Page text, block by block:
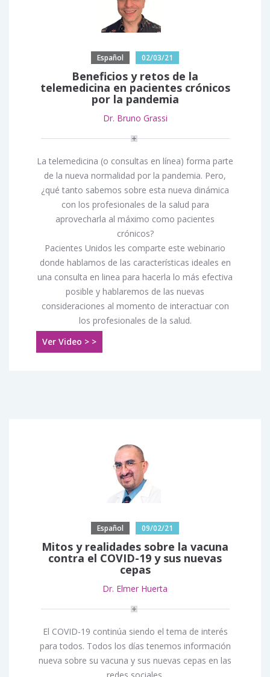
Español 02/03/21
Beneficios y retos de la
telemedicina en pacientes crónicos
por la pandemia
Dr. Bruno Grassi
La telemedicina (o consultas en línea) forma parte
de la nueva normalidad por la pandemia. Pero,
¿qué tanto sabemos sobre esta nueva dinámica
con los profesionales de la salud para
aprovecharla al máximo como pacientes
crónicos?
Pacientes Unidos les comparte este webinario
donde hablamos de las características ideales en
una consulta en linea para hacerla lo más efectiva
posible y hablaremos de las nuevas
consideraciones al momento de interactuar con
los profesionales de la salud.
Ver Video > >
Español 09/02/21
Mitos y realidades sobre la vacuna
contra el COVID-19 y sus nuevas
cepas
Dr. Elmer Huerta
El COVID-19 continúa siendo el tema de interés
para todos. Todos los días tenemos información
nueva sobre su vacuna y sus nuevas cepas en las